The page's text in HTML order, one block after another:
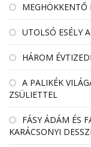
MEGHÖKKENTŐ
UTOLSÓ ESÉLY
HÁROM
A PALIKÉK
ZSÜLIETTEL
FÁSY ÁDÁM ÉS
KARÁCSONYI